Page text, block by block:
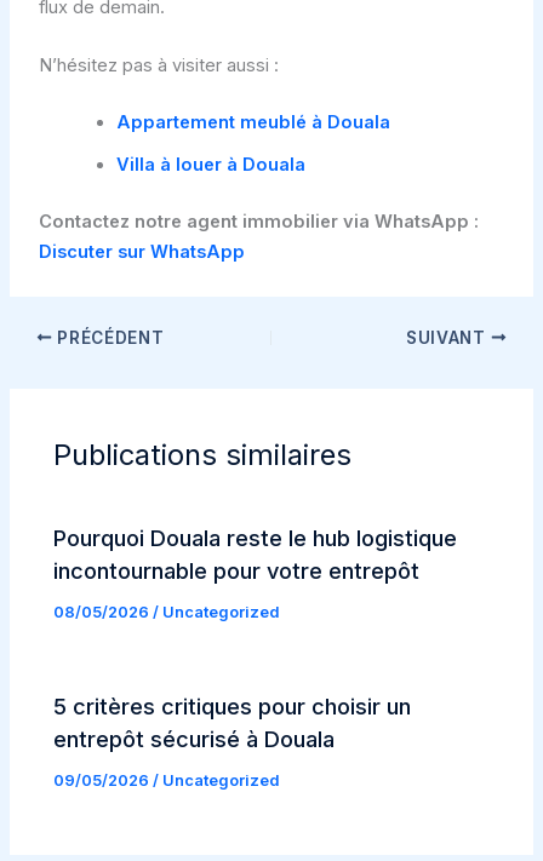
flux de demain.
N’hésitez pas à visiter aussi :
Appartement meublé à Douala
Villa à louer à Douala
Contactez notre agent immobilier via WhatsApp :
Discuter sur WhatsApp
PRÉCÉDENT SUIVANT
Publications similaires
Pourquoi Douala reste le hub logistique
incontournable pour votre entrepôt
08/05/2026/ Uncategorized
5 critères critiques pour choisir un
entrepôt sécurisé à Douala
09/05/2026/ Uncategorized